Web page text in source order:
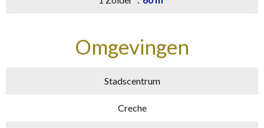
Omgevingen
Stadscentrum
Creche